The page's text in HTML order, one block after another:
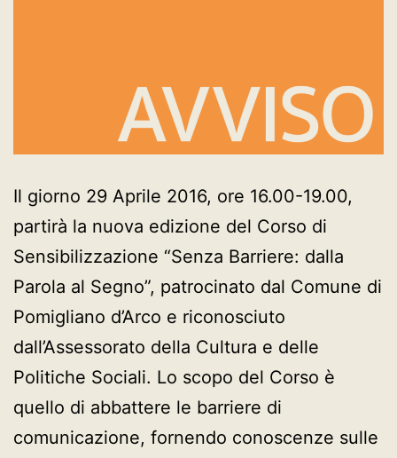
Il giorno 29 Aprile 2016, ore 16.00-19.00,
partirà la nuova edizione del Corso di
Sensibilizzazione “Senza Barriere: dalla
Parola al Segno”, patrocinato dal Comune di
Pomigliano d’Arco e riconosciuto
dall’Assessorato della Cultura e delle
Politiche Sociali. Lo scopo del Corso è
quello di abbattere le barriere di
comunicazione, fornendo conoscenze sulle